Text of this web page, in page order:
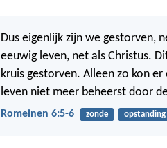
Dus eigenlijk zijn we gestorven,
eeuwig leven, net als Christus.
kruis gestorven. Alleen zo kon
leven niet meer beheerst door
Romeinen 6:5-6 zonde opstanding